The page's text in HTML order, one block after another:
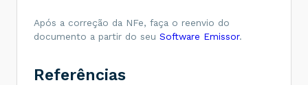
parcela-->
< nDup >002</nDup >
</cobr>
Após a correção da NFe, faça o reenvio do
documento a partir do seu Software Emissor.
Referências